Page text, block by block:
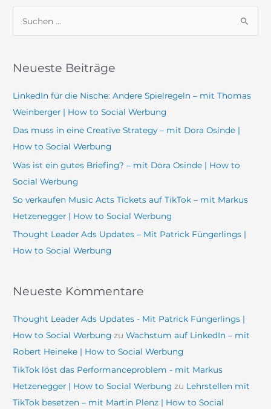
h
h
:
Neueste Beiträge
LinkedIn für die Nische: Andere Spielregeln – mit Thomas
Weinberger | How to Social Werbung
Das muss in eine Creative Strategy – mit Dora Osinde |
How to Social Werbung
Was ist ein gutes Briefing? – mit Dora Osinde | How to
Social Werbung
So verkaufen Music Acts Tickets auf TikTok – mit Markus
Hetzenegger | How to Social Werbung
Thought Leader Ads Updates – Mit Patrick Füngerlings |
How to Social Werbung
Neueste Kommentare
Thought Leader Ads Updates - Mit Patrick Füngerlings |
How to Social Werbung zuWachstum auf LinkedIn – mit
Robert Heineke | How to Social Werbung
TikTok löst das Performanceproblem - mit Markus
Hetzenegger | How to Social Werbung zu Lehrstellen mit
TikTok besetzen – mit Martin Plenz | How to Social